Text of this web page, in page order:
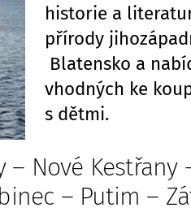
historie a
přírody
Blatensko a
vhodných ke
s dětmi.
Nové Kestřany
– Putim –